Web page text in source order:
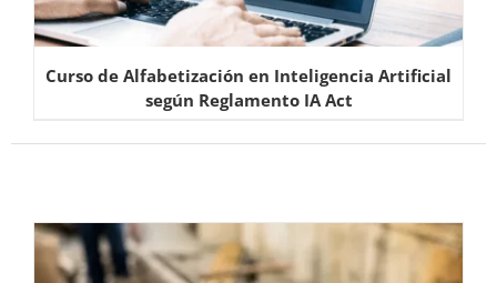
Curso de Alfabetización en Inteligencia Artificial
según Reglamento IA Act